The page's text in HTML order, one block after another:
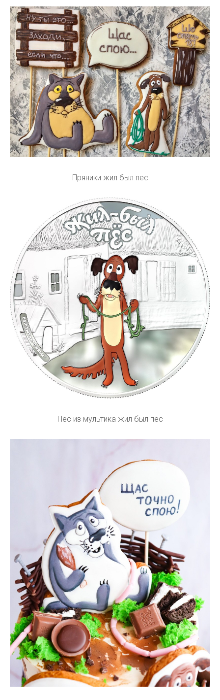
Пряники жил был пес
Пес из мультика жил был пес